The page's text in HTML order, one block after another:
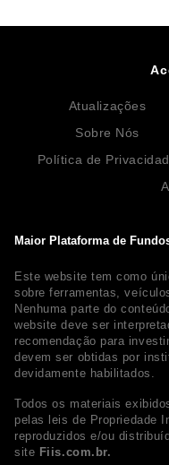
Maior Plataforma de
Este website tem como
sobre ferramentas,
Nenhuma parte do
website deve ser
recomendação para
devem ser obtidas por
devidamente habilitados.
Todos os materiais
pelas leis de Propriedade
reproduzidos e/ou
site Fiis.com.br.
Atualizações
Sobre Nós
Política de